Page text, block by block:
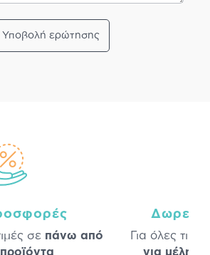
Υποβολή ερώτησης
σε πάνω από
Δωρεάν
Για όλες τις
για μέλη